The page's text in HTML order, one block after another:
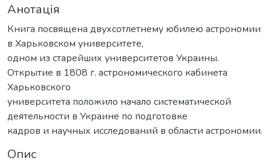
Анотація
Книга посвящена двухсотлетнему юбилею астрономии
в Харьковском университете,
одном из старейших университетов Украины.
Открытие в 1808 г. астрономического кабинета
Харьковского
университета положило начало систематической
деятельности в Украине по подготовке
кадров и научных исследований в области астрономии.
Опис